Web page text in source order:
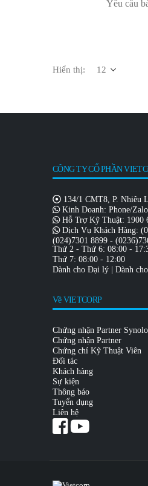
Yêu cầu
Hiển thị:
CÔNG TY CỔ PHẦN
134/1 CMT8, P. Nhiêu
Kinh Doanh: Phone/Zalo
Hỗ Trợ Kỹ Thuật: 1900
Dịch Vụ Khách Hàng:
(024)7301 8899 -
Thứ 2 - Thứ 6: 08:00 -
Thứ 7: 08:00 - 12:00
Dành cho Đại lý | Dành
Về VIETCORP
Chứng nhận Partner
Chứng nhận Partner
Chứng chỉ Kỹ Thuật Viên
Đối tác
Khách hàng
Sự kiện
Thông báo
Tuyển dụng
Liên hệ